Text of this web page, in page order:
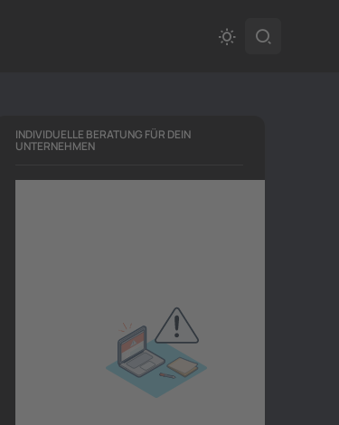
INDIVIDUELLE BERATUNG FÜR DEIN
UNTERNEHMEN